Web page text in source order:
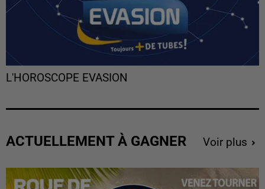
L'HOROSCOPE EVASION
ACTUELLEMENT À GAGNER Voir plus